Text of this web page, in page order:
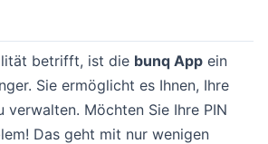
betrifft, ist die bunq App ein
Sie ermöglicht es Ihnen, Ihre
verwalten. Möchten Sie Ihre PIN
Das geht mit nur wenigen